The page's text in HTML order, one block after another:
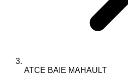
ATCE BAIE MAHAULT